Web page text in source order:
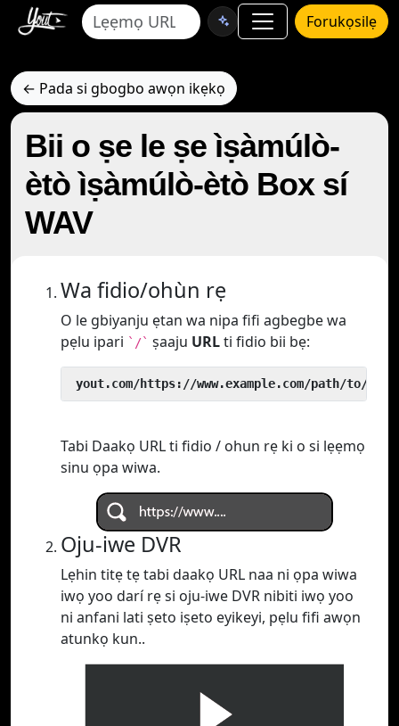
Forukọsilẹ
← Pada si gbogbo awọn ikẹkọ
Bii o ṣe le ṣe ìṣàmúlò-
ètò ìṣàmúlò-ètò Box sí
WAV
Wa fidio/ohùn rẹ
O le gbiyanju ẹtan wa nipa fifi agbegbe wa
pẹlu ipari `/` ṣaaju URLti fidio bii bẹ:
yout.com/https://www.example.com/path/to/
Tabi Daakọ URL ti fidio / ohun rẹ ki o si lẹẹmọ
sinu ọpa wiwa.
Oju-iwe DVR
Lẹhin titẹ tẹ tabi daakọ URL naa ni ọpa wiwa
iwọ yoo darí rẹ si oju-iwe DVR nibiti iwọ yoo
ni anfani lati ṣeto iṣeto eyikeyi, pẹlu fifi awọn
atunkọ kun..